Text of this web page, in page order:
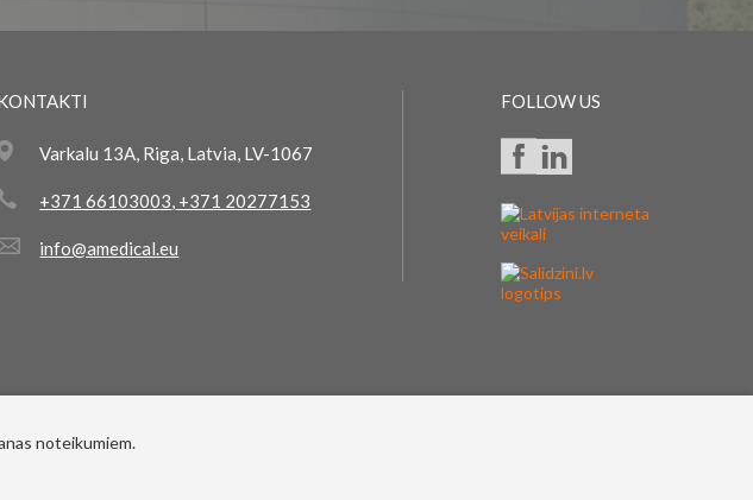
noteikumiem.
Varkalu 13A, Riga, Latvia, LV-1067
+371 66103003, +371 20277153
info@amedical.eu
FOLLOW US